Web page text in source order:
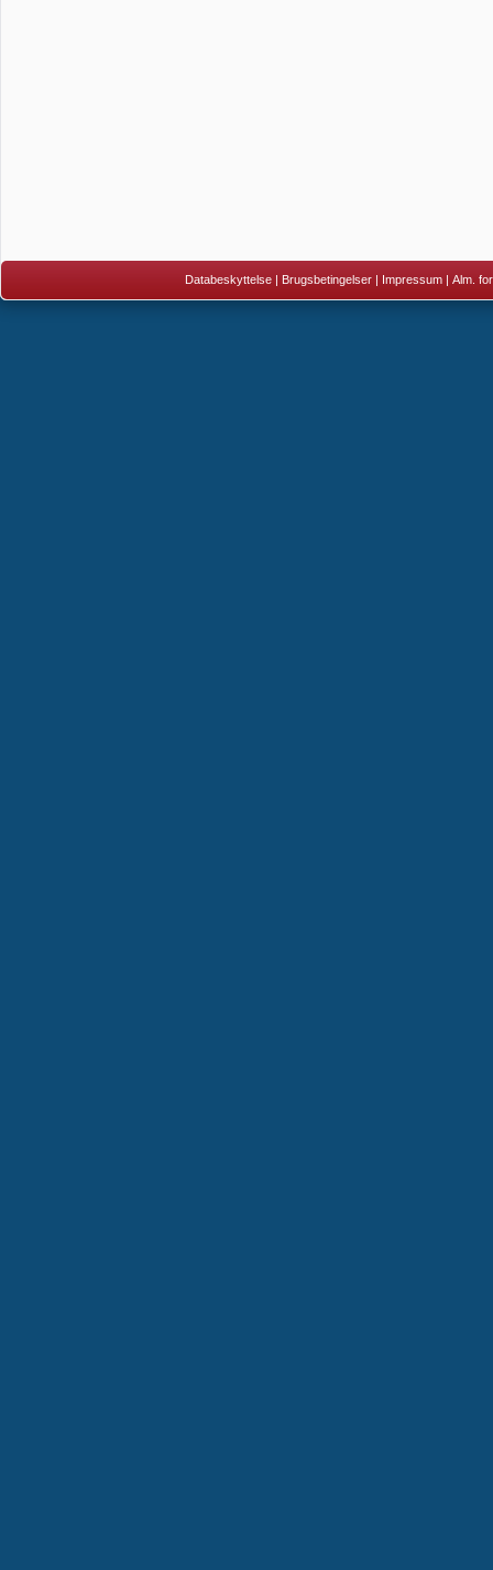
Databeskyttelse | Brugsbetingelser | Impressum | Alm.